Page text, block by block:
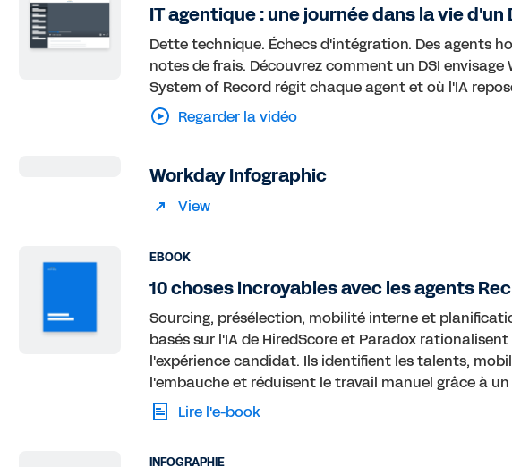
IT agentique : une journée dans la vie d'un
Dette technique. Échecs d'intégration. Des agents
notes de frais. Découvrez comment un DSI
System of Record régit chaque agent et où l'IA
Regarder la vidéo
Workday Infographic
View
EBOOK
10 choses incroyables avec les agents
Sourcing, présélection, mobilité interne et
basés sur l'IA de HiredScore et Paradox
l'expérience candidat. Ils identifient les talents,
l'embauche et réduisent le travail manuel grâce à
Lire l'e-book
INFOGRAPHIE